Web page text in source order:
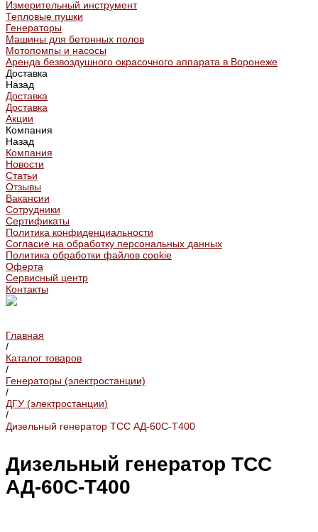
Измерительный инструмент
Тепловые пушки
Генераторы
Машины для бетонных полов
Мотопомпы и насосы
Аренда безвоздушного окрасочного аппарата в Воронеже
Доставка
Назад
Доставка
Доставка
Акции
Компания
Назад
Компания
Новости
Статьи
Отзывы
Вакансии
Сотрудники
Сертификаты
Политика конфиденциальности
Согласие на обработку персональных данных
Политика обработки файлов cookie
Оферта
Сервисный центр
Контакты
Главная
/
Каталог товаров
/
Генераторы (электростанции)
/
ДГУ (электростанции)
/
Дизельный генератор ТСС АД-60С-Т400
Дизельный генератор ТСС
АД-60С-Т400